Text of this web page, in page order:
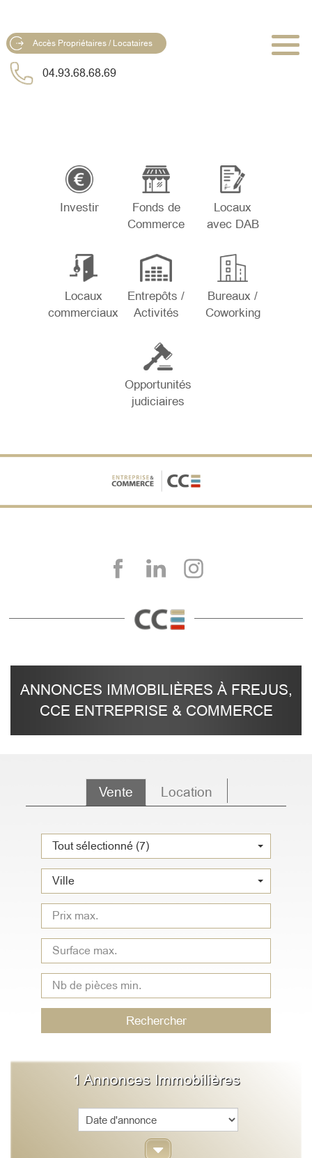
Accès Propriétaires / Locataires
04.93.68.68.69
Investir
Fonds de
Commerce
Locaux
avec DAB
Locaux
commerciaux
Entrepôts /
Activités
Bureaux /
Coworking
Opportunités
judiciaires
ANNONCES IMMOBILIÈRES À FREJUS,
CCE ENTREPRISE & COMMERCE
Vente Location
Type
bien
Tout sélectionné (7)
Ville
Rechercher
1 Annonces Immobilières